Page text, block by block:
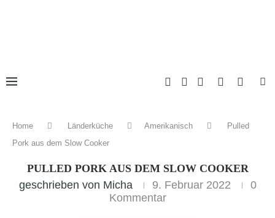
Home Länderküche Amerikanisch
Pulled
Pork aus dem Slow Cooker
PULLED PORK AUS DEM SLOW COOKER
geschrieben von Micha 9. Februar 2022
0
Kommentar